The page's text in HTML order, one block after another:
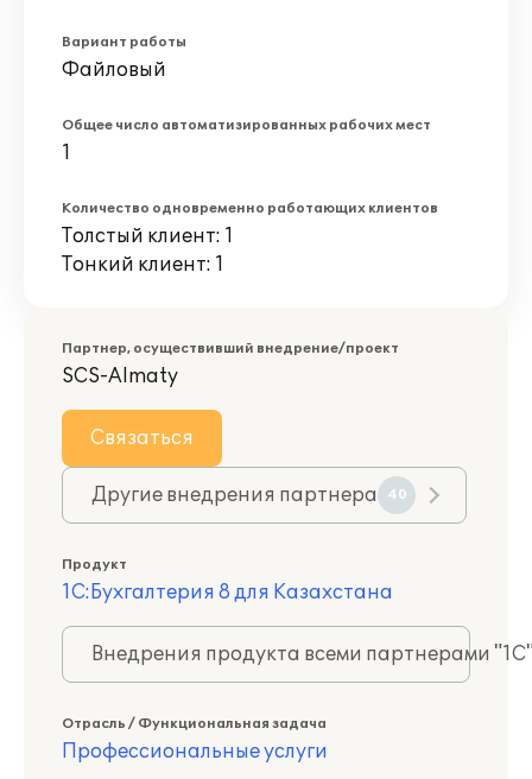
Вариант работы
Файловый
Общее число автоматизированных рабочих мест
1
Количество одновременно работающих клиентов
Толстый клиент: 1
Тонкий клиент: 1
Партнер, осуществивший внедрение/проект
SCS-Almaty
Связаться
Другие внедрения партнера 40
Продукт
1С:Бухгалтерия 8 для Казахстана
Внедрения продукта всеми партнерами
Отрасль / Функциональная задача
Профессиональные услуги